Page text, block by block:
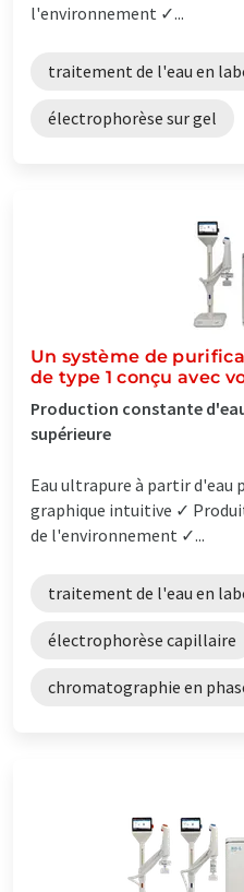
l'environnement ✓...
traitement de l'eau en
électrophorèse sur gel
Un système de
de type 1 conçu avec
Production constante
supérieure
Eau ultrapure à partir d'eau
graphique intuitive ✓
de l'environnement ✓...
traitement de l'eau en
électrophorèse capillaire
chromatographie en